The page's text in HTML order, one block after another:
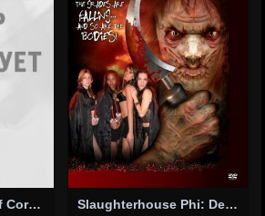
The Ancient Rite of Corey McGillis Slaughterhouse Phi: Death Sisters